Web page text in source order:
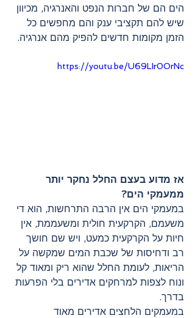
הים הם של חברות הנפט והאנרגיה, מכיוון
שיש להם תקציבי ענק והם מחפשים כל
הזמן מקומות חדשים להפיק מהם אנרגיה.
https://youtu.be/U69LIr0OrNc
אז מדוע בעצם החלל נחקר יותר
ממעמקי הים?
במעמקי הים אין הרבה התרחשות, הוא די
משעמם, הקרקעית חולית ומשעממת, אין
חיות על הקרקעית כמעט, ויש שם חושך
רב ודחיסות של שכבת המים שמקשה על
הריאות, לעומת החלל שהוא ריק ומאוד קל
ונוח לצפות למרחקים אדירים בלי הפרעות
בדרך.
במעמקים הלחצים אדירים מאוד